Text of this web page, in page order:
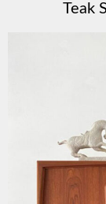
Teak